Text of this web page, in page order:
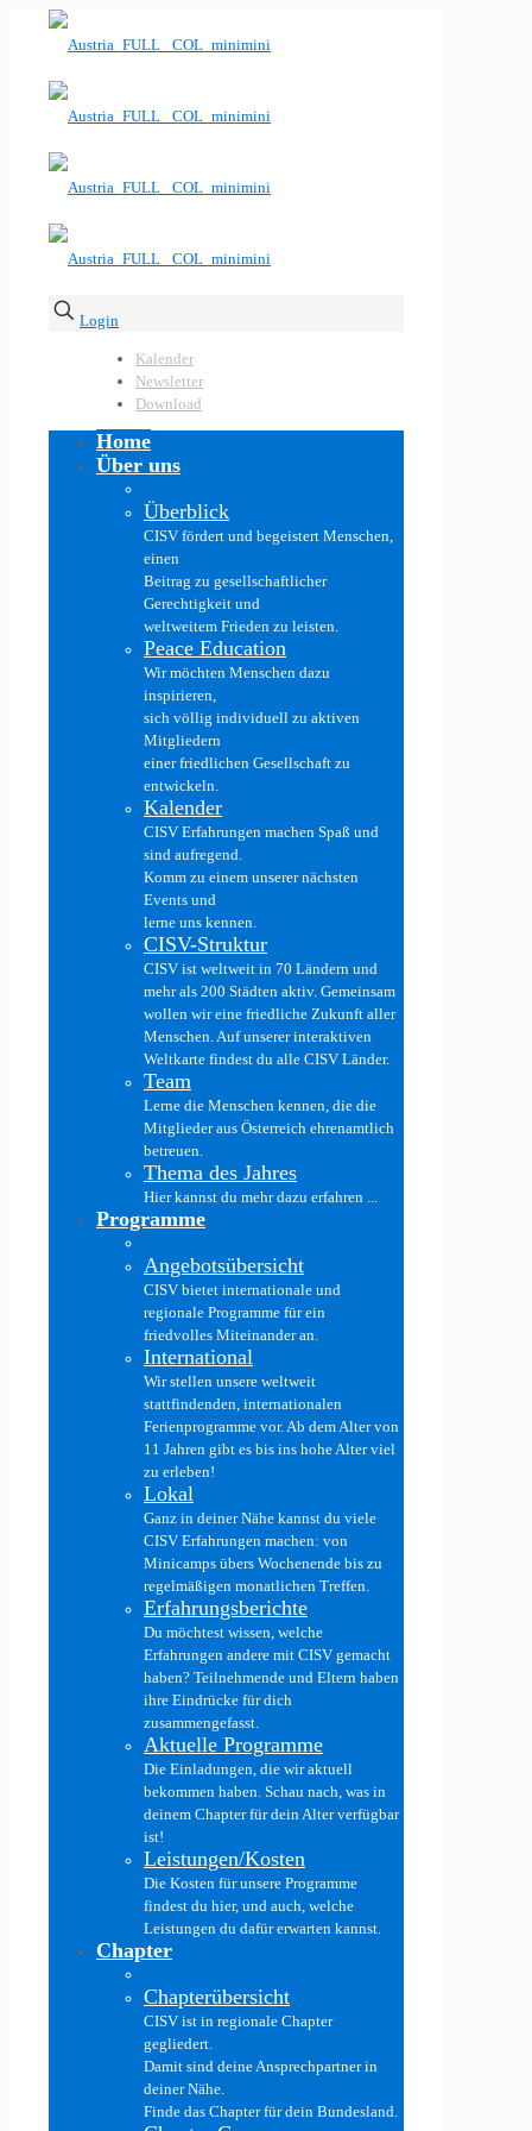
Login
Kalender
Newsletter
Download
Home
Über uns
Überblick
CISV fördert und begeistert Menschen,
einen
Beitrag zu gesellschaftlicher
Gerechtigkeit und
weltweitem Frieden zu leisten.
Peace Education
Wir möchten Menschen dazu
inspirieren,
sich völlig individuell zu aktiven
Mitgliedern
einer friedlichen Gesellschaft zu
entwickeln.
Kalender
CISV Erfahrungen machen Spaß und
sind aufregend.
Komm zu einem unserer nächsten
Events und
lerne uns kennen.
CISV-Struktur
CISV ist weltweit in 70 Ländern und
mehr als 200 Städten aktiv. Gemeinsam
wollen wir eine friedliche Zukunft aller
Menschen. Auf unserer interaktiven
Weltkarte findest du alle CISV Länder.
Team
Lerne die Menschen kennen, die die
Mitglieder aus Österreich ehrenamtlich
betreuen.
Thema des Jahres
Hier kannst du mehr dazu erfahren ...
Programme
Angebotsübersicht
CISV bietet internationale und
regionale Programme für ein
friedvolles Miteinander an.
International
Wir stellen unsere weltweit
stattfindenden, internationalen
Ferienprogramme vor. Ab dem Alter von
11 Jahren gibt es bis ins hohe Alter viel
zu erleben!
Lokal
Ganz in deiner Nähe kannst du viele
CISV Erfahrungen machen: von
Minicamps übers Wochenende bis zu
regelmäßigen monatlichen Treffen.
Erfahrungsberichte
Du möchtest wissen, welche
Erfahrungen andere mit CISV gemacht
haben? Teilnehmende und Eltern haben
ihre Eindrücke für dich
zusammengefasst.
Aktuelle Programme
Die Einladungen, die wir aktuell
bekommen haben. Schau nach, was in
deinem Chapter für dein Alter verfügbar
ist!
Leistungen/Kosten
Die Kosten für unsere Programme
findest du hier, und auch, welche
Leistungen du dafür erwarten kannst.
Chapter
Chapterübersicht
CISV ist in regionale Chapter
gegliedert.
Damit sind deine Ansprechpartner in
deiner Nähe.
Finde das Chapter für dein Bundesland.